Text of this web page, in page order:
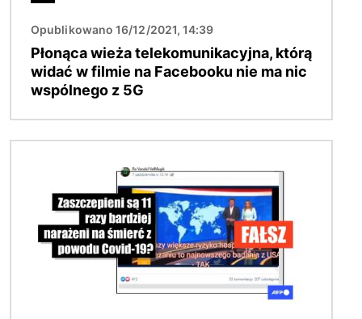
Opublikowano 16/12/2021, 14:39
Płonąca wieża telekomunikacyjna, którą
widać w filmie na Facebooku nie ma nic
wspólnego z 5G